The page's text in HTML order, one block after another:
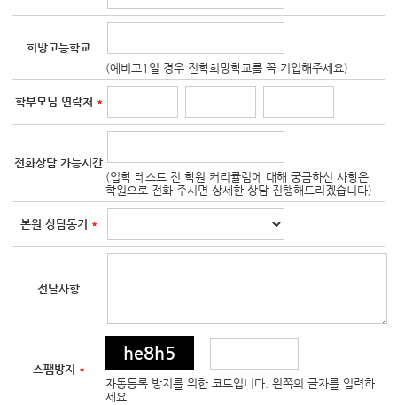
희망고등학교
(예비고1일 경우 진학희망학교를 꼭 기입해주세요)
학부모님 연락처 *
전화상담 가능시간
(입학 테스트 전 학원 커리큘럼에 대해 궁금하신 사항은
학원으로 전화 주시면 상세한 상담 진행해드리겠습니다)
본원 상담동기 *
전달사항
스팸방지 *
he8h5
자동등록 방지를 위한 코드입니다. 왼쪽의 글자를 입력하
세요.